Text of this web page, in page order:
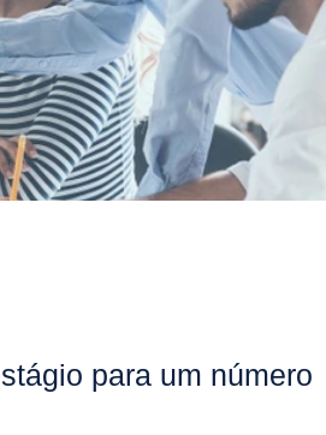
para um número